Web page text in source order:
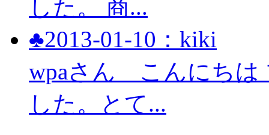
した。 商...
♣2013-01-10：kiki
wpaさん こんにちは
した。とて...